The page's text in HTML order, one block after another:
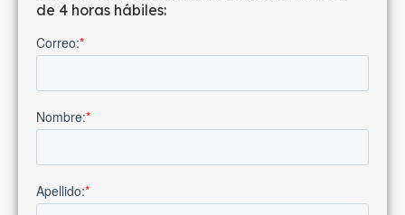
de 4 horas hábiles: